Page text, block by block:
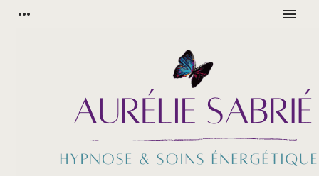
more_horiz menu